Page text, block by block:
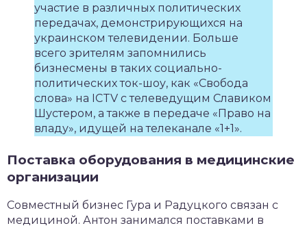
участие в различных политических
передачах, демонстрирующихся на
украинском телевидении. Больше
всего зрителям запомнились
бизнесмены в таких социально-
политических ток-шоу, как «Свобода
слова» на ICTV с телеведущим Славиком
Шустером, а также в передаче «Право на
владу», идущей на телеканале «1+1».
Поставка оборудования в медицинские
организации
Совместный бизнес Гура и Радуцкого связан с
медициной. Антон занимался поставками в